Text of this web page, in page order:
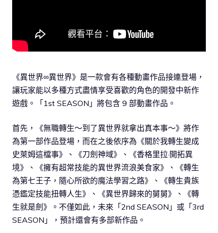
《異世界∞異世界》是一款會有各種動畫作品接連登場，
讓玩家能以多種方式盡情享受喜歡的角色的開發中新作
遊戲。「1st SEASON」將包含 9 部動畫作品。
首先，《無職轉生～到了異世界就拿出真本事～》將作
為第一部作品登場，而在之後依序為《關於我轉生變成
史萊姆這檔事》、《刀劍神域》、《香格里拉·開拓異
境》、《擁有超常技能的異世界流浪美食家》、《轉生
為第七王子，隨心所欲的魔法學習之路》、《轉生貴族
憑鑑定技能扭轉人生》、《異世界歸來的舅舅》、《轉
生就是劍》。不僅如此，未來「2nd SEASON」或「3rd
SEASON」，預計還會有多部新作品。